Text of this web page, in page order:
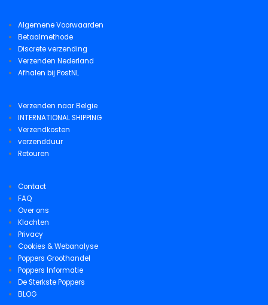
Algemene Voorwaarden
Betaalmethode
Discrete verzending
Verzenden Nederland
Afhalen bij PostNL
Verzenden naar Belgie
INTERNATIONAL SHIPPING
Verzendkosten
verzendduur
Retouren
Contact
FAQ
Over ons
Klachten
Privacy
Cookies & Webanalyse
Poppers Groothandel
Poppers Informatie
De Sterkste Poppers
BLOG